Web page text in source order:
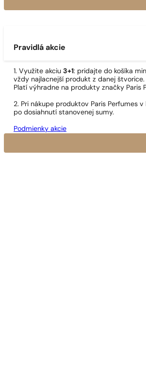
Pravidlá akcie
1. Využite akciu 3+1: pridajte do košíka
vždy najlacnejší produkt z danej
Platí výhradne na produkty značky Paris
2. Pri nákupe produktov Paris Perfumes
po dosiahnutí stanovenej sumy.
Podmienky akcie